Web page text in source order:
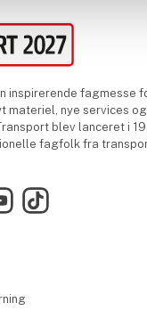
inspirerende fagmesse
materiel, nye services
blev lanceret i
fagfolk fra
TikTok